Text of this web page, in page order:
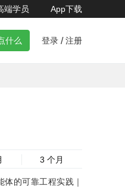
端学员 App下载
什么 登录 / 注册
3 个月
的可靠工程实践｜